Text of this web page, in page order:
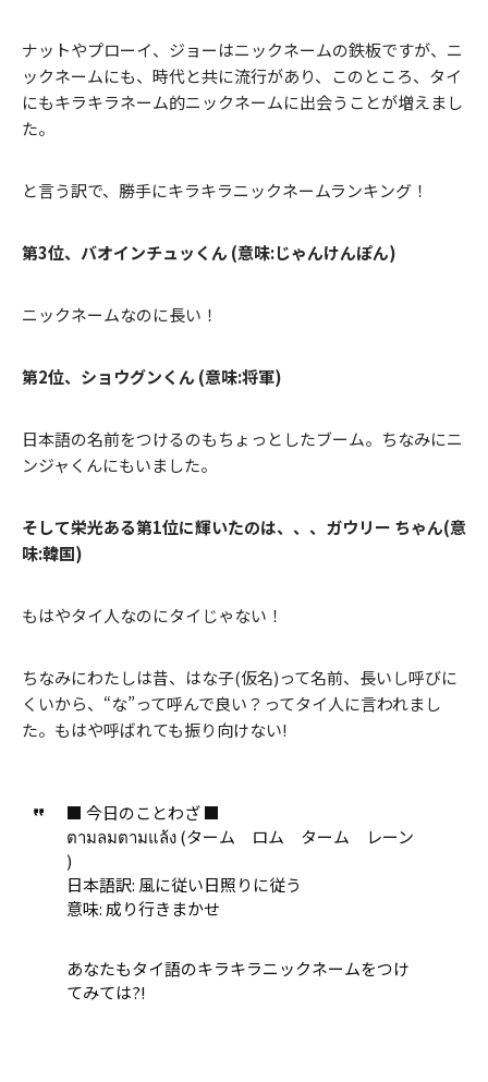
ナットやプローイ、ジョーはニックネームの鉄板ですが、ニ
ックネームにも、時代と共に流行があり、このところ、タイ
にもキラキラネーム的ニックネームに出会うことが増えまし
た。
と言う訳で、勝手にキラキラニックネームランキング！
第3位、バオインチュッくん (意味:じゃんけんぽん)
ニックネームなのに長い！
第2位、ショウグンくん (意味:将軍)
日本語の名前をつけるのもちょっとしたブーム。ちなみにニ
ンジャくんにもいました。
そして栄光ある第1位に輝いたのは、、、ガウリー ちゃん(意
味:韓国)
もはやタイ人なのにタイじゃない！
ちなみにわたしは昔、はな子(仮名)って名前、長いし呼びに
くいから、“な”って呼んで良い？ってタイ人に言われまし
た。もはや呼ばれても振り向けない!
■ 今日のことわざ ■
ตามลมตามแล้ง (ターム ロム ターム レーン
)
日本語訳: 風に従い日照りに従う
意味: 成り行きまかせ
あなたもタイ語のキラキラニックネームをつけ
てみては?!